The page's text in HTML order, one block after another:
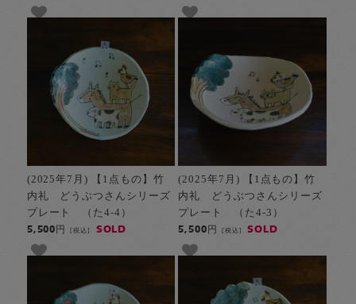
(2025年7月) 【1点もの】竹
内礼 どうぶつさんシリーズ
プレート （た4-4）
5,500円[税込] SOLD
(2025年7月) 【1点もの】竹
内礼 どうぶつさんシリーズ
プレート （た4-3）
5,500円 [税込] SOLD